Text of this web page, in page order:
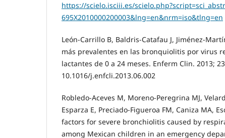
https://scielo.isciii.es/
695X2010000200003&lng=en&nrm=iso&tlng=en
León-Carrillo B, Baldris-Catafau J, Jiménez-
más prevalentes en las bronquiolitis por virus
lactantes de 0 a 24 meses. Enferm Clin. 2013;
10.1016/j.enfcli.2013.06.002
Robledo-Aceves M, Moreno-Peregrina MJ,
Esparza E, Preciado-Figueroa FM, Caniza MA,
factors for severe bronchiolitis caused by
among Mexican children in an emergency